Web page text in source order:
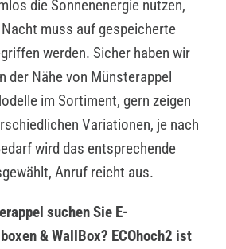
die Sonnenenergie nutzen,
muss auf gespeicherte
werden. Sicher haben wir
der Nähe von Münsterappel
im Sortiment, gern zeigen
Variationen, je nach
wird das entsprechende
Anruf reicht aus.
suchen Sie E-
& WallBox? ECOhoch2 ist